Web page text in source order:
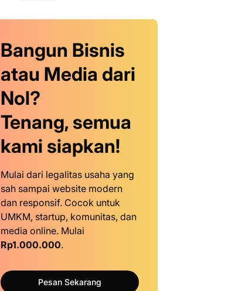
Bangun Bisnis
atau Media dari
Nol?
Tenang, semua
kami siapkan!
Mulai dari legalitas usaha yang
sah sampai website modern
dan responsif. Cocok untuk
UMKM, startup, komunitas, dan
media online. Mulai
Rp1.000.000.
Pesan Sekarang